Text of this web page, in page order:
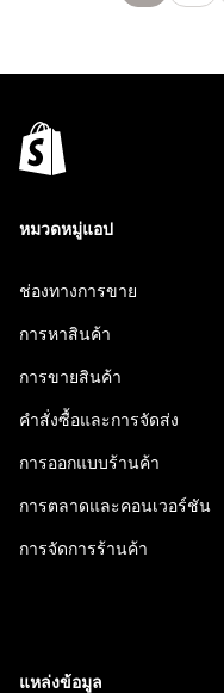
หมวดหมู่แอป
ช่องทางการขาย
การหาสินค้า
การขายสินค้า
คำสั่งซื้อและการจัดส่ง
การออกแบบร้านค้า
การตลาดและคอนเวอร์ชัน
การจัดการร้านค้า
แหล่งข้อมูล